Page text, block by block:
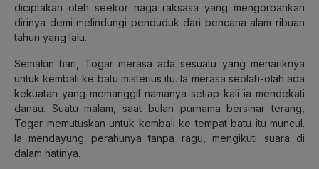
diciptakan oleh seekor naga raksasa yang mengorbankan
dirinya demi melindungi penduduk dari bencana alam ribuan
tahun yang lalu.
Semakin hari, Togar merasa ada sesuatu yang menariknya
untuk kembali ke batu misterius itu. Ia merasa seolah-olah ada
kekuatan yang memanggil namanya setiap kali ia mendekati
danau. Suatu malam, saat bulan purnama bersinar terang,
Togar memutuskan untuk kembali ke tempat batu itu muncul.
Ia mendayung perahunya tanpa ragu, mengikuti suara di
dalam hatinya.